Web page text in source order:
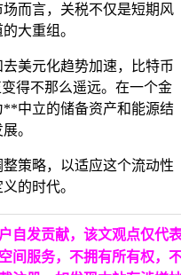
而言，关税不仅是短期风
大重组。
美元化趋势加速，比特币
得不那么遥远。在一个金
中立的储备资产和能源结
。
策略，以适应这个流动性
的时代。
自发贡献，该文观点仅代
间服务，不拥有所有权，